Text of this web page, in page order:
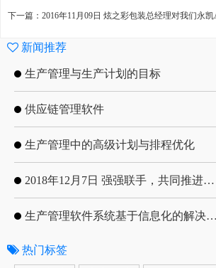
下一篇：2016年11月09日 炫之彩包装总经理对我们永
新闻推荐
生产管理与生产计划的目标
供应链管理软件
生产管理中的高级计划与排程优化
2018年12月7日 强强联手，共同推进电子器件领域APS应用典范 风华高科生产自动化工业互联网应用项目-APS项目启动会
生产管理软件系统基于信息化的解决方案
热门标签